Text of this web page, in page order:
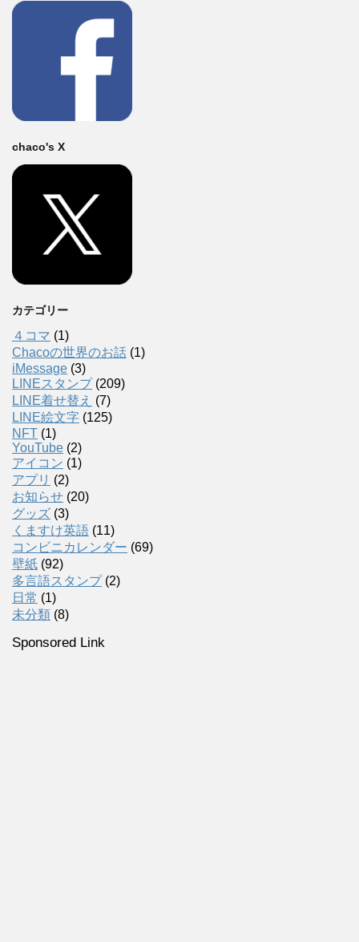
chaco's X
カテゴリー
４コマ (1)
Chacoの世界のお話 (1)
iMessage (3)
LINEスタンプ(209)
LINE着せ替え (7)
LINE絵文字 (125)
NFT (1)
YouTube (2)
アイコン (1)
アプリ (2)
お知らせ (20)
グッズ (3)
くますけ英語 (11)
コンビニカレンダー (69)
壁紙 (92)
多言語スタンプ(2)
日常 (1)
未分類 (8)
Sponsored Link